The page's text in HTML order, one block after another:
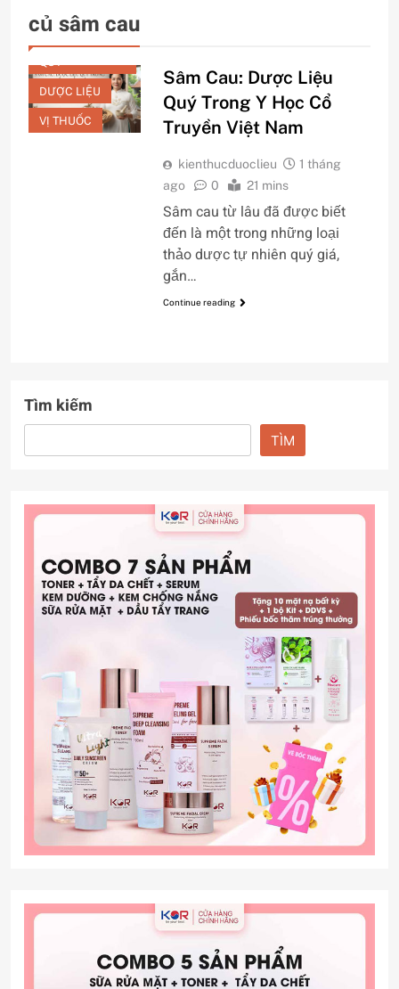
củ sâm cau
BÀI THUỐC
DƯỢC LIỆU
VỊ THUỐC
Sâm Cau: Dược Liệu
Quý Trong Y Học Cổ
Truyền Việt Nam
kienthucduoclieu
1 tháng
ago
0 21 mins
Sâm cau từ lâu đã được biết
đến là một trong những loại
thảo dược tự nhiên quý giá,
gắn…
Continue reading
Tìm kiếm
TÌM